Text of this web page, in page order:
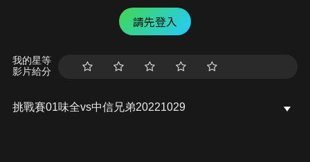
請先登入
我的星等
影片給分
挑戰賽01味全vs中信兄弟20221029